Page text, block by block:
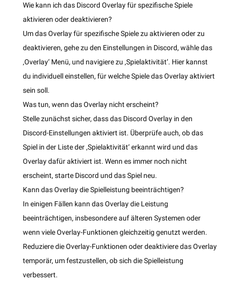
Wie kann ich das Discord Overlay für spezifische Spiele
aktivieren oder deaktivieren?
Um das Overlay für spezifische Spiele zu aktivieren oder zu
deaktivieren, gehe zu den Einstellungen in Discord, wähle das
‚Overlay‘ Menü, und navigiere zu ‚Spielaktivität‘. Hier kannst
du individuell einstellen, für welche Spiele das Overlay aktiviert
sein soll.
Was tun, wenn das Overlay nicht erscheint?
Stelle zunächst sicher, dass das Discord Overlay in den
Discord-Einstellungen aktiviert ist. Überprüfe auch, ob das
Spiel in der Liste der ‚Spielaktivität‘ erkannt wird und das
Overlay dafür aktiviert ist. Wenn es immer noch nicht
erscheint, starte Discord und das Spiel neu.
Kann das Overlay die Spielleistung beeinträchtigen?
In einigen Fällen kann das Overlay die Leistung
beeinträchtigen, insbesondere auf älteren Systemen oder
wenn viele Overlay-Funktionen gleichzeitig genutzt werden.
Reduziere die Overlay-Funktionen oder deaktiviere das Overlay
temporär, um festzustellen, ob sich die Spielleistung
verbessert.